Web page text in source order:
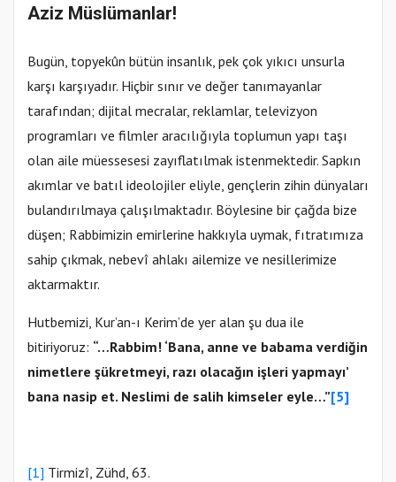
Aziz Müslümanlar!
Bugün, topyekûn bütün insanlık, pek çok yıkıcı unsurla
karşı karşıyadır. Hiçbir sınır ve değer tanımayanlar
tarafından; dijital mecralar, reklamlar, televizyon
programları ve filmler aracılığıyla toplumun yapı taşı
olan aile müessesesi zayıflatılmak istenmektedir. Sapkın
akımlar ve batıl ideolojiler eliyle, gençlerin zihin dünyaları
bulandırılmaya çalışılmaktadır. Böylesine bir çağda bize
düşen; Rabbimizin emirlerine hakkıyla uymak, fıtratımıza
sahip çıkmak, nebevî ahlakı ailemize ve nesillerimize
aktarmaktır.
Hutbemizi, Kur’an-ı Kerim’de yer alan şu dua ile
bitiriyoruz: “…Rabbim! ‘Bana, anne ve babama verdiğin
nimetlere şükretmeyi, razı olacağın işleri yapmayı’
bana nasip et. Neslimi de salih kimseler eyle…”[5]
[1] Tirmizî, Zühd, 63.